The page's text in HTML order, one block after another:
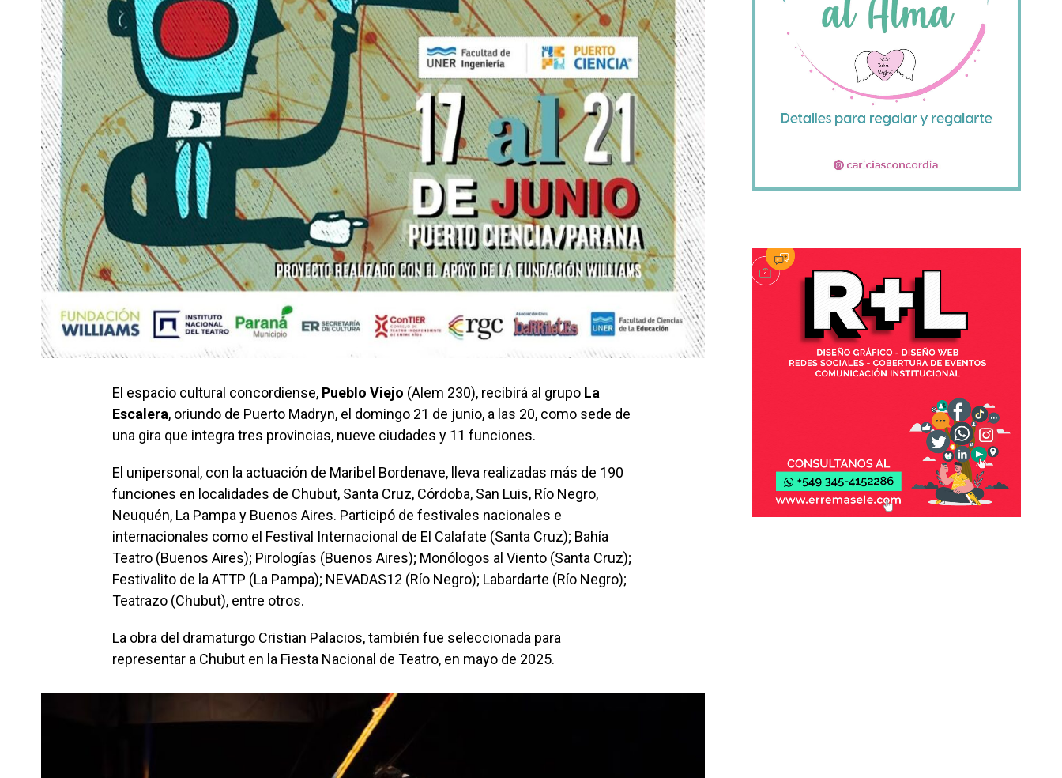
El espacio cultural concordiense, Pueblo Viejo (Alem 230), recibirá al grupo La
Escalera, oriundo de Puerto Madryn, el domingo 21 de junio, a las 20, como sede de
una gira que integra tres provincias, nueve ciudades y 11 funciones.
El unipersonal, con la actuación de Maribel Bordenave, lleva realizadas más de 190
funciones en localidades de Chubut, Santa Cruz, Córdoba, San Luis, Río Negro,
Neuquén, La Pampa y Buenos Aires. Participó de festivales nacionales e
internacionales como el Festival Internacional de El Calafate (Santa Cruz); Bahía
Teatro (Buenos Aires); Pirologías (Buenos Aires); Monólogos al Viento (Santa Cruz);
Festivalito de la ATTP (La Pampa); NEVADAS12 (Río Negro); Labardarte (Río Negro);
Teatrazo (Chubut), entre otros.
La obra del dramaturgo Cristian Palacios, también fue seleccionada para
representar a Chubut en la Fiesta Nacional de Teatro, en mayo de 2025.